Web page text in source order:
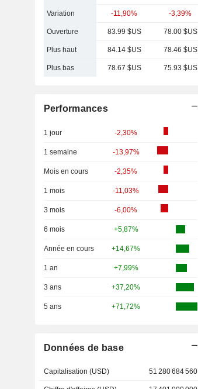
Variation -11,90% -3,39%
Ouverture 83.99 $US 78.00 $US
Plus haut 84.14 $US 78.46 $US
Plus bas 78.67 $US 75.93 $US
Performances
1 jour -2,30%
1 semaine -13,97%
Mois en cours -2,35%
1 mois -11,03%
3 mois -6,00%
6 mois +5,87%
Année en cours +14,67%
1 an +7,99%
3 ans +37,20%
5 ans +71,72%
Données de base
Capitalisation (USD) 51 280 684 560